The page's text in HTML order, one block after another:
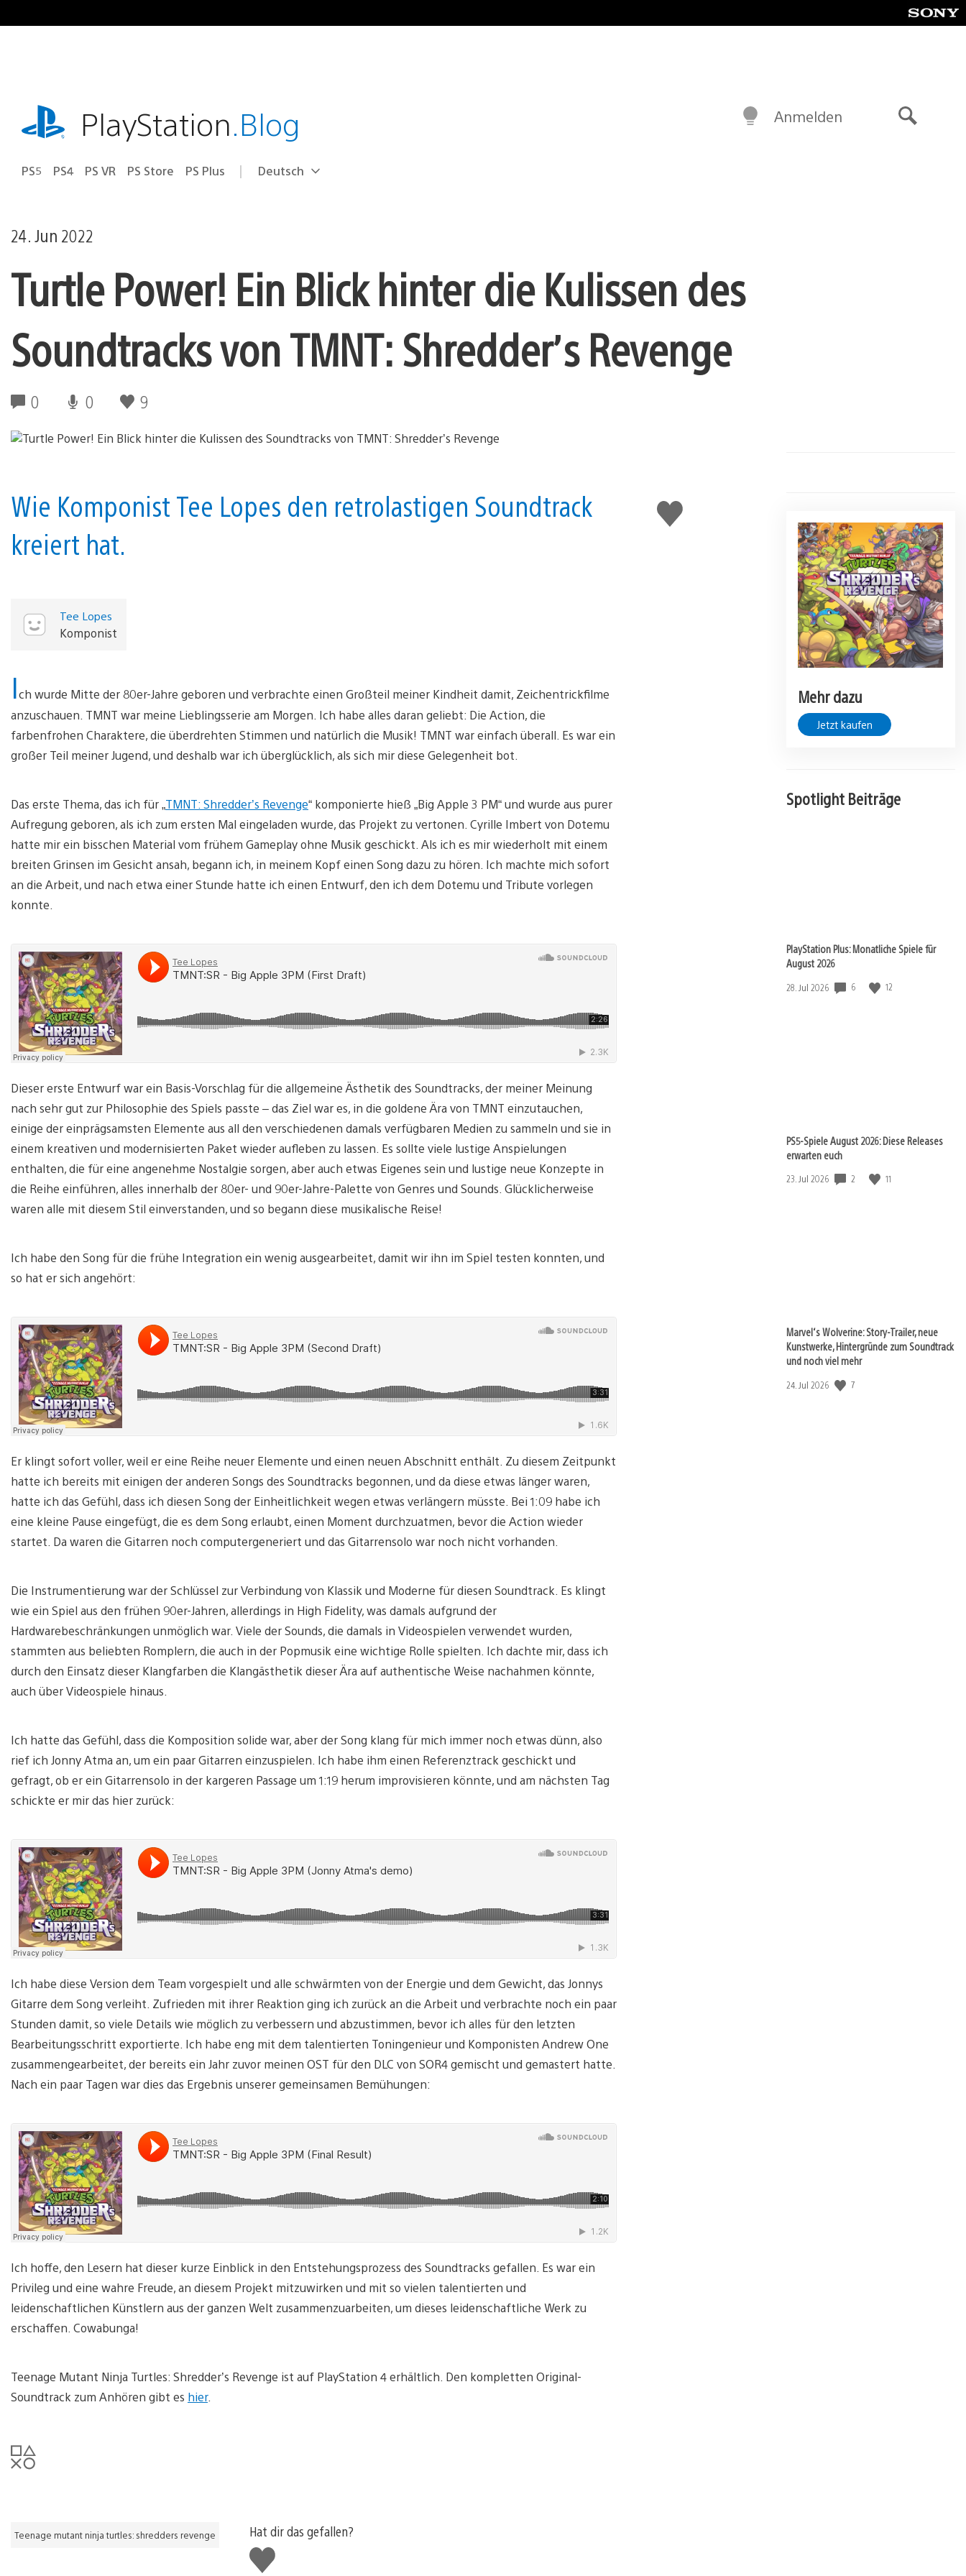
Inhalt
playstation.comPlayStation.Blog
PS5 PS4 PS VR PS Store PS Plus Select
Aktuelle
Deutsch
Anmelden
24. Jun 2022
Turtle Power! Ein Blick hinter die Kulissen des
Soundtracks von TMNT: Shredder’s Revenge
0 0 9
Gefällt
mir
Wie Komponist Tee Lopes den retrolastigen Soundtrack
kreiert hat.
Tee Lopes
Komponist
Ich wurde Mitte der 80er-Jahre geboren und verbrachte einen Großteil meiner Kindheit damit, Zeichentrickfilme
anzuschauen. TMNT war meine Lieblingsserie am Morgen. Ich habe alles daran geliebt: Die Action, die
farbenfrohen Charaktere, die überdrehten Stimmen und natürlich die Musik! TMNT war einfach überall. Es war ein
großer Teil meiner Jugend, und deshalb war ich überglücklich, als sich mir diese Gelegenheit bot.
Das erste Thema, das ich für „TMNT: Shredder’s Revenge“ komponierte hieß „Big Apple 3 PM“ und wurde aus purer
Aufregung geboren, als ich zum ersten Mal eingeladen wurde, das Projekt zu vertonen. Cyrille Imbert von Dotemu
hatte mir ein bisschen Material vom frühem Gameplay ohne Musik geschickt. Als ich es mir wiederholt mit einem
breiten Grinsen im Gesicht ansah, begann ich, in meinem Kopf einen Song dazu zu hören. Ich machte mich sofort
an die Arbeit, und nach etwa einer Stunde hatte ich einen Entwurf, den ich dem Dotemu und Tribute vorlegen
konnte.
Dieser erste Entwurf war ein Basis-Vorschlag für die allgemeine Ästhetik des Soundtracks, der meiner Meinung
nach sehr gut zur Philosophie des Spiels passte – das Ziel war es, in die goldene Ära von TMNT einzutauchen,
einige der einprägsamsten Elemente aus all den verschiedenen damals verfügbaren Medien zu sammeln und sie in
einem kreativen und modernisierten Paket wieder aufleben zu lassen. Es sollte viele lustige Anspielungen
enthalten, die für eine angenehme Nostalgie sorgen, aber auch etwas Eigenes sein und lustige neue Konzepte in
die Reihe einführen, alles innerhalb der 80er- und 90er-Jahre-Palette von Genres und Sounds. Glücklicherweise
waren alle mit diesem Stil einverstanden, und so begann diese musikalische Reise!
Ich habe den Song für die frühe Integration ein wenig ausgearbeitet, damit wir ihn im Spiel testen konnten, und
so hat er sich angehört:
Er klingt sofort voller, weil er eine Reihe neuer Elemente und einen neuen Abschnitt enthält. Zu diesem Zeitpunkt
hatte ich bereits mit einigen der anderen Songs des Soundtracks begonnen, und da diese etwas länger waren,
hatte ich das Gefühl, dass ich diesen Song der Einheitlichkeit wegen etwas verlängern müsste. Bei 1:09 habe ich
eine kleine Pause eingefügt, die es dem Song erlaubt, einen Moment durchzuatmen, bevor die Action wieder
startet. Da waren die Gitarren noch computergeneriert und das Gitarrensolo war noch nicht vorhanden.
Die Instrumentierung war der Schlüssel zur Verbindung von Klassik und Moderne für diesen Soundtrack. Es klingt
wie ein Spiel aus den frühen 90er-Jahren, allerdings in High Fidelity, was damals aufgrund der
Hardwarebeschränkungen unmöglich war. Viele der Sounds, die damals in Videospielen verwendet wurden,
stammten aus beliebten Romplern, die auch in der Popmusik eine wichtige Rolle spielten. Ich dachte mir, dass ich
durch den Einsatz dieser Klangfarben die Klangästhetik dieser Ära auf authentische Weise nachahmen könnte,
auch über Videospiele hinaus.
Ich hatte das Gefühl, dass die Komposition solide war, aber der Song klang für mich immer noch etwas dünn, also
rief ich Jonny Atma an, um ein paar Gitarren einzuspielen. Ich habe ihm einen Referenztrack geschickt und
gefragt, ob er ein Gitarrensolo in der kargeren Passage um 1:19 herum improvisieren könnte, und am nächsten Tag
schickte er mir das hier zurück:
Ich habe diese Version dem Team vorgespielt und alle schwärmten von der Energie und dem Gewicht, das Jonnys
Gitarre dem Song verleiht. Zufrieden mit ihrer Reaktion ging ich zurück an die Arbeit und verbrachte noch ein paar
Stunden damit, so viele Details wie möglich zu verbessern und abzustimmen, bevor ich alles für den letzten
Bearbeitungsschritt exportierte. Ich habe eng mit dem talentierten Toningenieur und Komponisten Andrew One
zusammengearbeitet, der bereits ein Jahr zuvor meinen OST für den DLC von SOR4 gemischt und gemastert hatte.
Nach ein paar Tagen war dies das Ergebnis unserer gemeinsamen Bemühungen:
Ich hoffe, den Lesern hat dieser kurze Einblick in den Entstehungsprozess des Soundtracks gefallen. Es war ein
Privileg und eine wahre Freude, an diesem Projekt mitzuwirken und mit so vielen talentierten und
leidenschaftlichen Künstlern aus der ganzen Welt zusammenzuarbeiten, um dieses leidenschaftliche Werk zu
erschaffen. Cowabunga!
Teenage Mutant Ninja Turtles: Shredder’s Revenge ist auf PlayStation 4 erhältlich. Den kompletten Original-
Soundtrack zum Anhören gibt es hier.
Teenage mutant ninja turtles: shredders revenge
Hat dir das gefallen?
Gefällt
mir
Mehr dazu
Jetzt kaufen
Spotlight Beiträge
PlayStation Plus: Monatliche Spiele für
August 2026
Veröffentlichungsdatum:
28. Jul 2026 6 12
PS5-Spiele August 2026: Diese Releases
erwarten euch
Veröffentlichungsdatum:
23. Jul 2026 2 11
Marvel‘s Wolverine: Story-Trailer, neue
Kunstwerke, Hintergründe zum Soundtrack
und noch viel mehr
Veröffentlichungsdatum:
24. Jul 2026 7